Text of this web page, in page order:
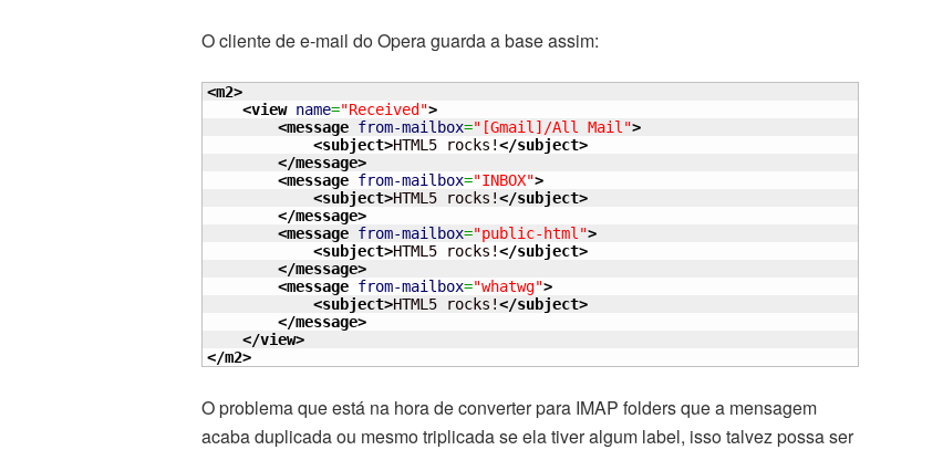
O cliente de e-mail do Opera guarda a base assim:
<m2>
<view name="Received">
<message from-mailbox="[Gmail]/All Mail">
<subject>HTML5 rocks!</subject>
</message>
<message from-mailbox="INBOX">
<subject>HTML5 rocks!</subject>
</message>
<message from-mailbox="public-html">
<subject>HTML5 rocks!</subject>
</message>
<message from-mailbox="whatwg">
<subject>HTML5 rocks!</subject>
</message>
</view>
</m2>
O problema que está na hora de converter para IMAP folders que a mensagem
acaba duplicada ou mesmo triplicada se ela tiver algum label, isso talvez possa ser